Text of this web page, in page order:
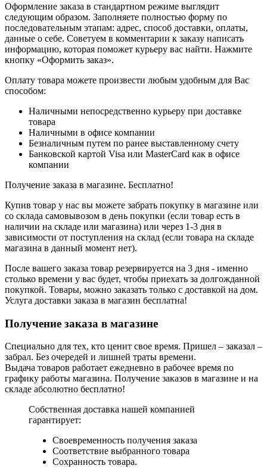
Оформление заказа в стандартном режиме выглядит
следующим образом. Заполняете полностью форму по
последовательным этапам: адрес, способ доставки, оплаты,
данные о себе. Советуем в комментарии к заказу написать
информацию, которая поможет курьеру вас найти. Нажмите
кнопку «Оформить заказ».
Оплату товара можете произвести любым удобным для Вас
способом:
Наличными непосредственно курьеру при доставке
товара
Наличными в офисе компании
Безналичным путем по ранее выставленному счету
Банковской картой Visa или MasterCard как в офисе
компании
Получение заказа в магазине. Бесплатно!
Купив товар у нас вы можете забрать покупку в магазине или
со склада самовывозом в день покупки (если товар есть в
наличии на складе или магазина) или через 1-3 дня в
зависимости от поступления на склад (если товара на складе
магазина в данный момент нет).
После вашего заказа товар резервируется на 3 дня - именно
столько времени у вас будет, чтобы приехать за долгожданной
покупкой. Товары, можно заказать только с доставкой на дом.
Услуга доставки заказа в магазин бесплатна!
Получение заказа в магазине
Специально для тех, кто ценит свое время. Пришел – заказал –
забрал. Без очередей и лишней траты времени.
Выдача товаров работает ежедневно в рабочее время по
графику работы магазина. Получение заказов в магазине и на
складе абсолютно бесплатно!
Собственная доставка нашей компанией
гарантирует:
Своевременность получения заказа
Соответствие выбранного товара
Сохранность товара.